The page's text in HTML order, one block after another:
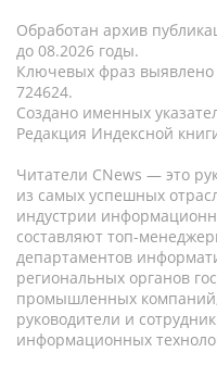
Обработан архив
до 08.2026 годы.
Ключевых фраз выявлено
724624.
Создано именных
Редакция Индексной
Читатели CNews — это
из самых успешных
индустрии
составляют топ-
департаментов
региональных органов
промышленных
руководители и
информационных